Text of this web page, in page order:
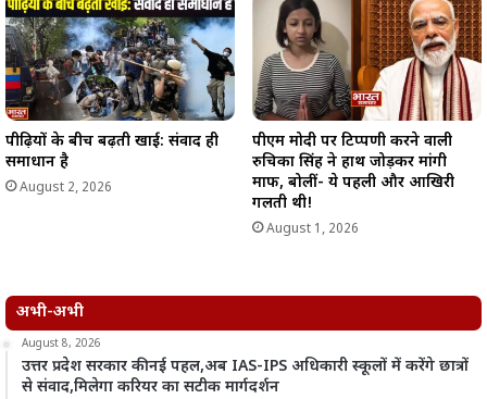
पीढ़ियों के बीच बढ़ती खाई: संवाद ही
समाधान है
August 2, 2026
पीएम मोदी पर टिप्पणी करने वाली
रुचिका सिंह ने हाथ जोड़कर मांगी
माफी, बोलीं- ये पहली और आखिरी
गलती थी!
August 1, 2026
अभी-अभी
August 8, 2026
उत्तर प्रदेश सरकार की नई पहल,अब IAS-IPS अधिकारी स्कूलों में करेंगे छात्रों
से संवाद,मिलेगा करियर का सटीक मार्गदर्शन